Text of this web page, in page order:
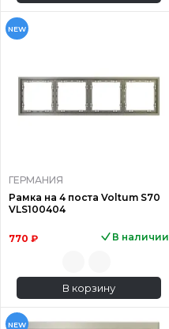
NEW
ГЕРМАНИЯ
Рамка на 4 поста Voltum S70
VLS100404
770 ₽ В наличии
В корзину
NEW